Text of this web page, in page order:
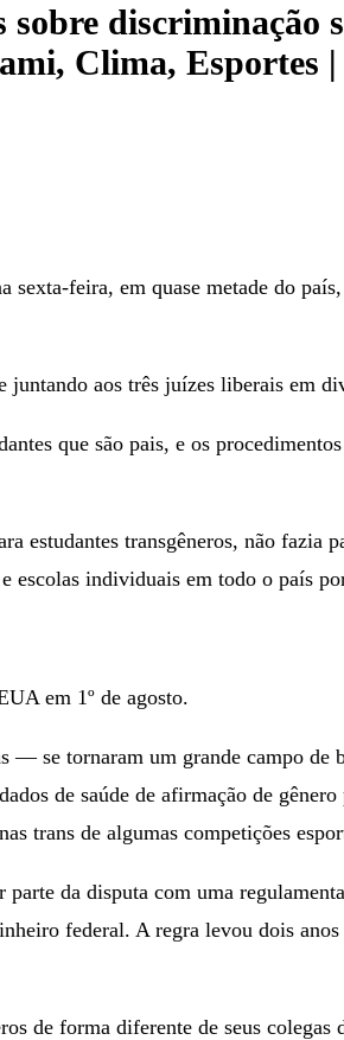
discriminação
Clima, Esportes
feira, em quase metade do
aos três juízes liberais em
que são pais, e os
estudantes transgêneros, não
escolas individuais em todo o país
em 1º de agosto.
— se tornaram um grande campo
de saúde de afirmação de
trans de algumas competições
da disputa com uma
federal. A regra levou dois
de forma diferente de seus